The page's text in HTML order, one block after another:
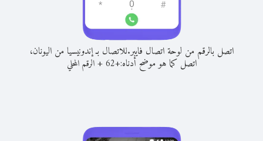
اتصل بالرقم من لوحة اتصال فايبر.للاتصال بـ إندونيسيا من اليونان،
اتصل كما هو موضح أدناه:+
62
+الرقم المحلي